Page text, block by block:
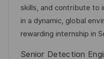
e
y
skills, and contribute to
in a dynamic, global
rewarding internship in
Senior Detection